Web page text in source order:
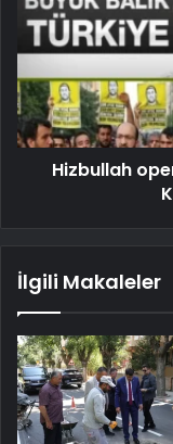
Hizbullah
İlgili Makaleler